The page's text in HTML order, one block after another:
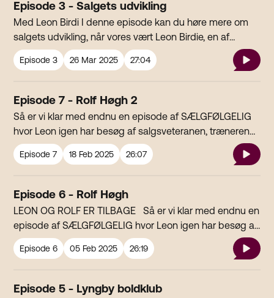
Episode 3 - Salgets udvikling
Med Leon Birdi I denne episode kan du høre mere om
salgets udvikling, når vores vært Leon Birdie, en af
Danmarks dygtigste salgstrænere tager dig med ind i
processen og psykologien bag salget. SÆLGfølgelig er
SÆLGfølgelig produceres og udgives af PodRadio -
Hele Danmarks podcastradio. Lyt til PodRadio LIVE på
DAB, web og app.Alle episoder af alle vores
programmer ligger på alle store platforme som
podcastserier
Episode3 26 Mar 2025 27:04
Episode 7 - Rolf Høgh 2
Så er vi klar med endnu en episode af SÆLGFØLGELIG
hvor Leon igen har besøg af salgsveteranen, træneren
og iværksætteren Rolf Høgh SÆLGfølgelig produceres
og udgives af PodRadio - Hele Danmarks podcastradio.
app.
Episode7 18 Feb 2025 26:07
Episode 6 - Rolf Høgh
LEON OG ROLF ER TILBAGE Så er vi klar med endnu en
episode af SÆLGFØLGELIG hvor Leon igen har besøg af
salgsveteranen, træneren og iværksætteren Rolf Høgh
SÆLGfølgelig produceres og udgives af PodRadio -
DAB, web og PodRadios egen app.
Episode6 05 Feb 2025 26:19
Episode 5 - Lyngby boldklub